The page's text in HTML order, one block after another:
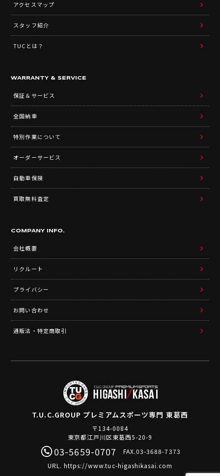
アクセスマップ
スタッフ紹介
TUCとは？
WARRANTY & SERVICE
保証＆サービス
全国納車
特別作業について
オーダーサービス
自動車保険
買取無料査定
COMPANY INFO.
会社概要
リクルート
プライバシー
お問い合わせ
通販法・特定商取引
T.U.C.GROUP プレミアムスポーツ専門 東葛西
〒134-0084
東京都江戸川区東葛西5-20-9
03-5659-0707
FAX.03-3688-7373
URL. https://www.tuc-higashikasai.com